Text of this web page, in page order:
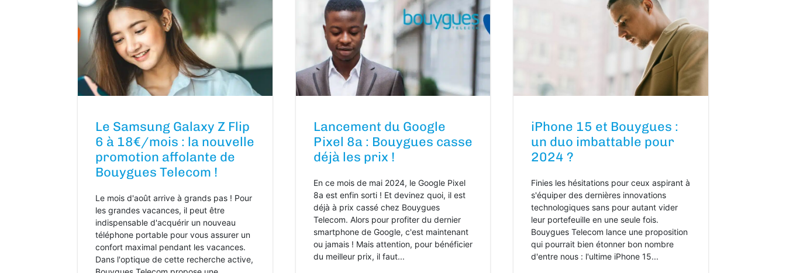
Le Samsung Galaxy Z Flip
6 à 18€/mois : la nouvelle
promotion affolante de
Bouygues Telecom !
Le mois d'août arrive à grands pas ! Pour
les grandes vacances, il peut être
indispensable d'acquérir un nouveau
téléphone portable pour vous assurer un
confort maximal pendant les vacances.
Dans l'optique de cette recherche active,
Lancement du Google
Pixel 8a : Bouygues casse
déjà les prix !
En ce mois de mai 2024, le Google Pixel
8a est enfin sorti ! Et devinez quoi, il est
déjà à prix cassé chez Bouygues
Telecom. Alors pour profiter du dernier
smartphone de Google, c'est maintenant
ou jamais ! Mais attention, pour bénéficier
du meilleur prix, il faut...
iPhone 15 et Bouygues :
un duo imbattable pour
2024 ?
Finies les hésitations pour ceux aspirant à
s'équiper des dernières innovations
technologiques sans pour autant vider
leur portefeuille en une seule fois.
Bouygues Telecom lance une proposition
qui pourrait bien étonner bon nombre
d'entre nous : l'ultime iPhone 15...